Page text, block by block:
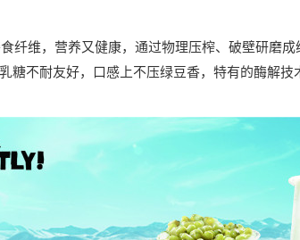
纤维，营养又健康，通过物理压榨、破壁研磨
糖不耐友好，口感上不压绿豆香，特有的酶解技